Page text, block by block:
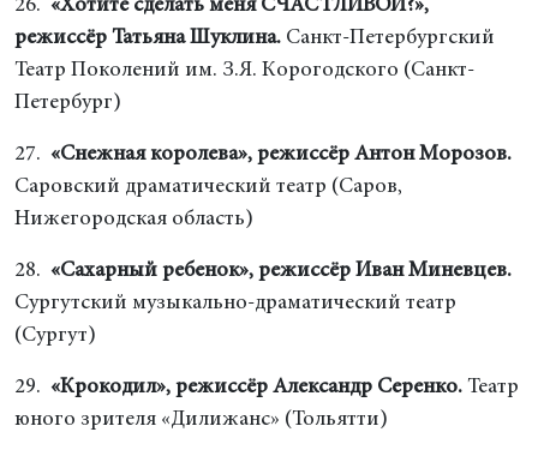
26. «Хотите сделать меня СЧАСТЛИВОЙ?»,
режиссёр Татьяна Шуклина. Санкт-Петербургский
Театр Поколений им. З.Я. Корогодского (Санкт-
Петербург)
27. «Снежная королева», режиссёр Антон Морозов.
Саровский драматический театр (Саров,
Нижегородская область)
28. «Сахарный ребенок», режиссёр Иван Миневцев.
Сургутский музыкально-драматический театр
(Сургут)
29. «Крокодил», режиссёр Александр Серенко. Театр
юного зрителя «Дилижанс» (Тольятти)